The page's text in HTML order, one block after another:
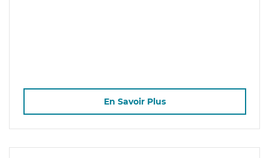
En Savoir Plus